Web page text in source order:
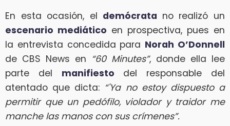
En esta ocasión, el demócrata no realizó un
escenario mediático en prospectiva, pues en
la entrevista concedida para Norah O’Donnell
de CBS News en “60 Minutes”, donde ella lee
parte del manifiesto del responsable del
atentado que dicta: “'Ya no estoy dispuesto a
permitir que un pedófilo, violador y traidor me
manche las manos con sus crímenes”.